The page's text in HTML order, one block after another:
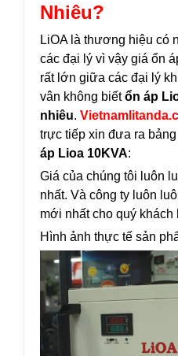
Nhiêu?
LiOA là thương hiệu có
các đại lý vì vậy giá ổn
rất lớn giữa các đại lý
vân không biếtổn áp
nhiêu.
trực tiếp xin đưa ra
áp Lioa 10KVA:
Giá của chúng tôi luôn
nhất. Và công ty luôn
mới nhất cho quý khách
Hình ảnh thực tế sản